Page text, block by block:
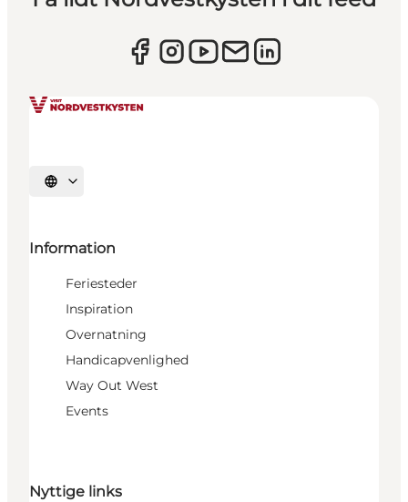
Vælg sprog
Information
Feriesteder
Inspiration
Overnatning
Handicapvenlighed
Way Out West
Events
Nyttige links